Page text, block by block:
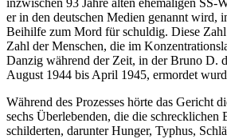
inzwischen 93 Jahre alten ehemaligen SS-
er in den deutschen Medien genannt wird,
Beihilfe zum Mord für schuldig. Diese Zahl
Zahl der Menschen, die im
Danzig während der Zeit, in der Bruno D.
August 1944 bis April 1945, ermordet
Während des Prozesses hörte das Gericht
sechs Überlebenden, die die schrecklichen
schilderten, darunter Hunger, Typhus,